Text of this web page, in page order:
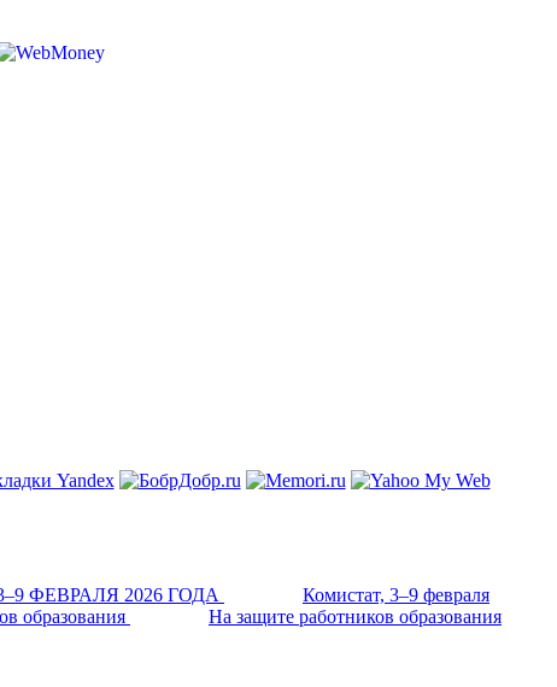
Комистат, 3–9 февраля
На защите работников образования